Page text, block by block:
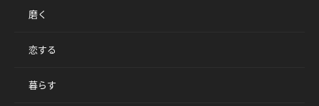
磨く
恋する
暮らす